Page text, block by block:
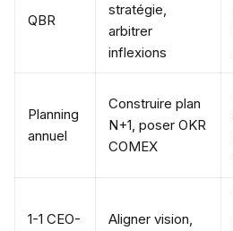
QBR
stratégie,
arbitrer
inflexions
Planning
annuel
Construire plan
N+1, poser OKR
COMEX
1-1 CEO-
Aligner vision,